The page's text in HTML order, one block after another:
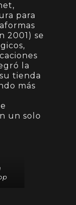
para
2001) se
la
tienda
más
un solo